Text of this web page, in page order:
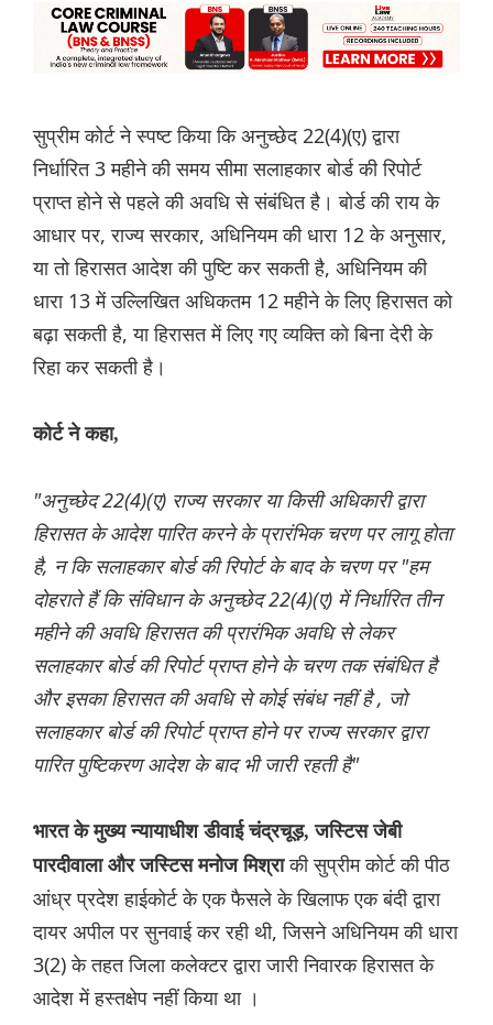
सुप्रीम कोर्ट ने स्पष्ट किया कि अनुच्छेद 22(4)(ए) द्वारा
निर्धारित 3 महीने की समय सीमा सलाहकार बोर्ड की रिपोर्ट
प्राप्त होने से पहले की अवधि से संबंधित है। बोर्ड की राय के
आधार पर, राज्य सरकार, अधिनियम की धारा 12 के अनुसार,
या तो हिरासत आदेश की पुष्टि कर सकती है, अधिनियम की
धारा 13 में उल्लिखित अधिकतम 12 महीने के लिए हिरासत को
बढ़ा सकती है, या हिरासत में लिए गए व्यक्ति को बिना देरी के
रिहा कर सकती है।
कोर्ट ने कहा,
"अनुच्छेद 22(4)(ए) राज्य सरकार या किसी अधिकारी द्वारा
हिरासत के आदेश पारित करने के प्रारंभिक चरण पर लागू होता
है, न कि सलाहकार बोर्ड की रिपोर्ट के बाद के चरण पर "हम
दोहराते हैं कि संविधान के अनुच्छेद 22(4)(ए) में निर्धारित तीन
महीने की अवधि हिरासत की प्रारंभिक अवधि से लेकर
सलाहकार बोर्ड की रिपोर्ट प्राप्त होने के चरण तक संबंधित है
और इसका हिरासत की अवधि से कोई संबंध नहीं है , जो
सलाहकार बोर्ड की रिपोर्ट प्राप्त होने पर राज्य सरकार द्वारा
पारित पुष्टिकरण आदेश के बाद भी जारी रहती है"
भारत के मुख्य न्यायाधीश डीवाई चंद्रचूड़, जस्टिस जेबी
पारदीवाला और जस्टिस मनोज मिश्राकी सुप्रीम कोर्ट की पीठ
आंध्र प्रदेश हाईकोर्ट के एक फैसले के खिलाफ एक बंदी द्वारा
दायर अपील पर सुनवाई कर रही थी, जिसने अधिनियम की धारा
3(2) के तहत जिला कलेक्टर द्वारा जारी निवारक हिरासत के
आदेश में हस्तक्षेप नहीं किया था ।